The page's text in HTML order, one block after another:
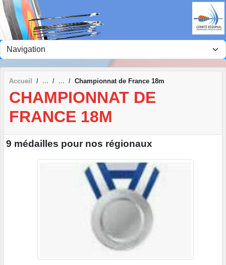
Accueil Championnat de France 18m
CHAMPIONNAT DE
FRANCE 18M
9 médailles pour nos régionaux
Panneau de gestion des cookies